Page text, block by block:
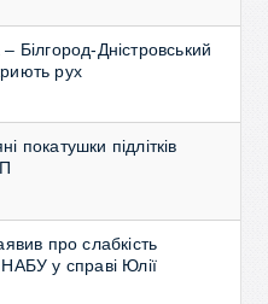
Білгород-Дністровський
рух
покатушки підлітків
про слабкість
у справі Юлії